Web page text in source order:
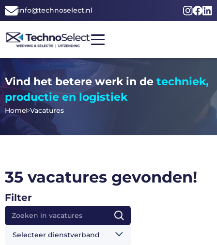
Ga
naar
inhoud
info@technoselect.nl
ZOEK PERSONEEL
VIND BETER WERK
OVER ONS
CONTACT
Vind het betere werk in de techniek,
productie en logistiek
Home Vacatures
35 vacatures gevonden!
Filter
Selecteer dienstverband